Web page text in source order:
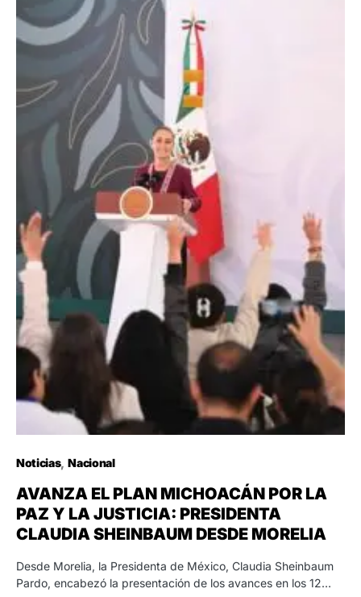
Noticias Nacional
AVANZA EL PLAN MICHOACÁN POR LA
PAZ Y LA JUSTICIA: PRESIDENTA
CLAUDIA SHEINBAUM DESDE MORELIA
Desde Morelia, la Presidenta de México, Claudia Sheinbaum
Pardo, encabezó la presentación de los avances en los 12…